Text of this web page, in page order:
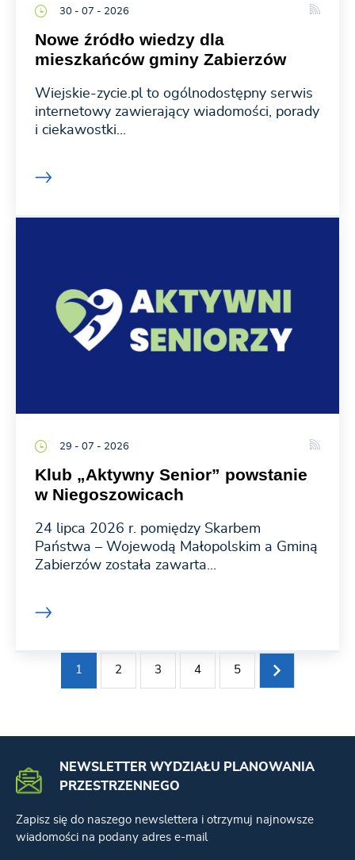
30 - 07 - 2026
Nowe źródło wiedzy dla
mieszkańców gminy Zabierzów
Wiejskie-zycie.pl to ogólnodostępny serwis
internetowy zawierający wiadomości, porady
i ciekawostki...
29 - 07 - 2026
Klub „Aktywny Senior” powstanie
w Niegoszowicach
24 lipca 2026 r. pomiędzy Skarbem
Państwa – Wojewodą Małopolskim a Gminą
Zabierzów została zawarta...
1 2 3 4 5
NEWSLETTER WYDZIAŁU PLANOWANIA
PRZESTRZENNEGO
Zapisz się do naszego newslettera i otrzymuj najnowsze
wiadomości na podany adres e-mail